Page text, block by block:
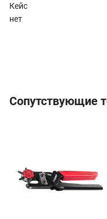
Кейс
нет
Сопутствующие